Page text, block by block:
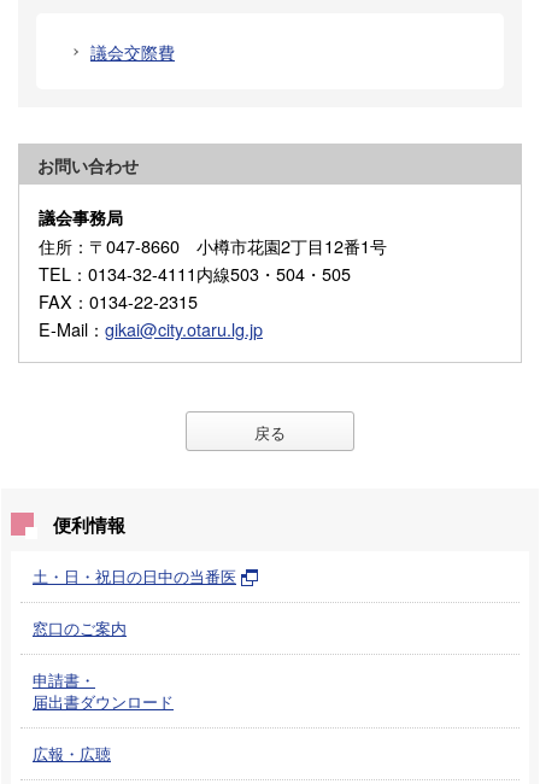
議会交際費
お問い合わせ
議会事務局
住所 ：〒047-8660 小樽市花園2丁目12番1号
TEL ：0134-32-4111内線503・504・505
FAX ：0134-22-2315
E-Mail ： gikai@city.otaru.lg.jp
戻る
便利情報
土・日・祝日の日中の当番医
窓口のご案内
申請書・
届出書ダウンロード
広報・広聴